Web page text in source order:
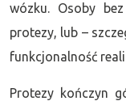
wózku. Osoby
protezy, lub –
funkcjonalność
Protezy kończyn